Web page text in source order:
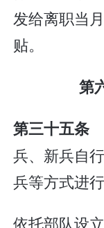
发给离职当
贴。
第
第三十五条
兵、新兵自
兵等方式进行
依托部队设